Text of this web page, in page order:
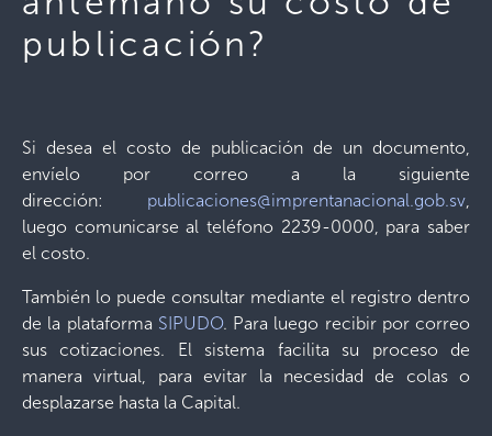
publicación?
Si desea el costo de publicación de un documento,
envíelo por correo a la siguiente
dirección: publicaciones@imprentanacional.gob.sv,
luego comunicarse al teléfono 2239-0000, para saber
el costo.
También lo puede consultar mediante el registro dentro
de la plataforma SIPUDO. Para luego recibir por correo
sus cotizaciones. El sistema facilita su proceso de
manera virtual, para evitar la necesidad de colas o
desplazarse hasta la Capital.